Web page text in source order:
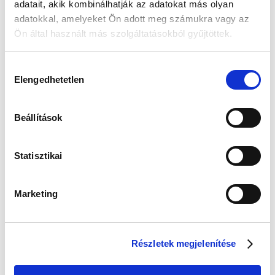
adatait, akik kombinálhatják az adatokat más olyan
adatokkal, amelyeket Ön adott meg számukra vagy az
Ön által használt más szolgáltatásokból gyűjtöttek.
kiválasztása
Elengedhetetlen
Beállítások
Statisztikai
Marketing
Részletek megjelenítése
Az elmúlt 30 nap legjobb ára: 65 616 Ft